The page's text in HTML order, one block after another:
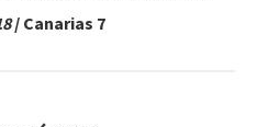
/ Canarias 7